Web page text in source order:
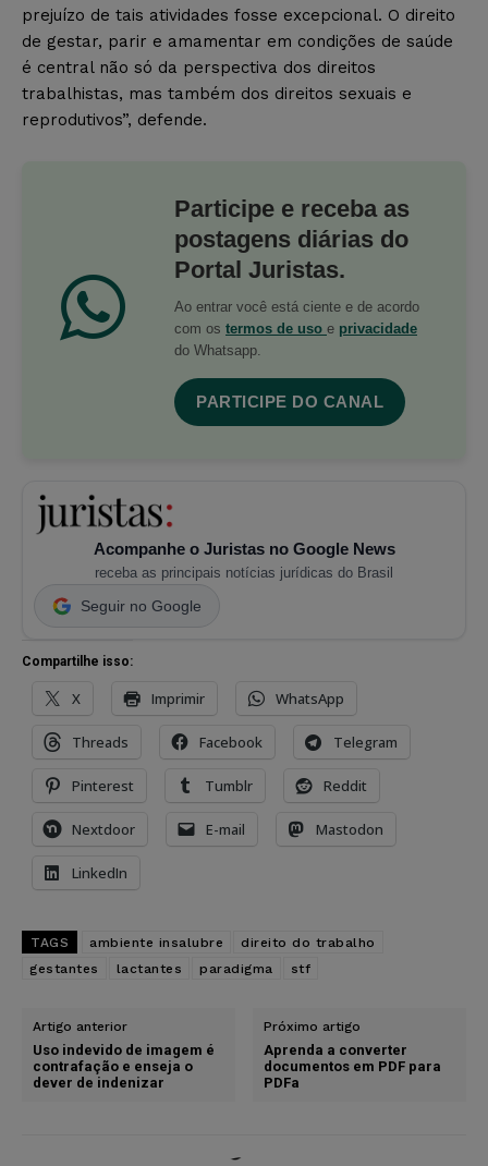
prejuízo de tais atividades fosse excepcional. O direito
de gestar, parir e amamentar em condições de saúde
é central não só da perspectiva dos direitos
trabalhistas, mas também dos direitos sexuais e
reprodutivos”, defende.
Participe e receba as
postagens diárias do
Portal Juristas.
Ao entrar você está ciente e de acordo
com os termos de uso e privacidade
do Whatsapp.
PARTICIPE DO CANAL
Acompanhe o Juristas no Google News
receba as principais notícias jurídicas do Brasil
Seguir no Google
Compartilhe isso:
X Imprimir WhatsApp
Threads Facebook Telegram
Pinterest Tumblr Reddit
Nextdoor E-mail Mastodon
LinkedIn
TAGS ambiente insalubre
direito do trabalho
gestantes
lactantes paradigma stf
Artigo anterior
Uso indevido de imagem é
contrafação e enseja o
dever de indenizar
Próximo artigo
Aprenda a converter
documentos em PDF para
PDFa